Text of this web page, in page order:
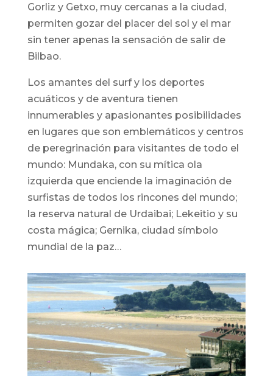
Gorliz y Getxo, muy cercanas a la ciudad,
permiten gozar del placer del sol y el mar
sin tener apenas la sensación de salir de
Bilbao.
Los amantes del surf y los deportes
acuáticos y de aventura tienen
innumerables y apasionantes posibilidades
en lugares que son emblemáticos y centros
de peregrinación para visitantes de todo el
mundo: Mundaka, con su mítica ola
izquierda que enciende la imaginación de
surfistas de todos los rincones del mundo;
la reserva natural de Urdaibai; Lekeitio y su
costa mágica; Gernika, ciudad símbolo
mundial de la paz…